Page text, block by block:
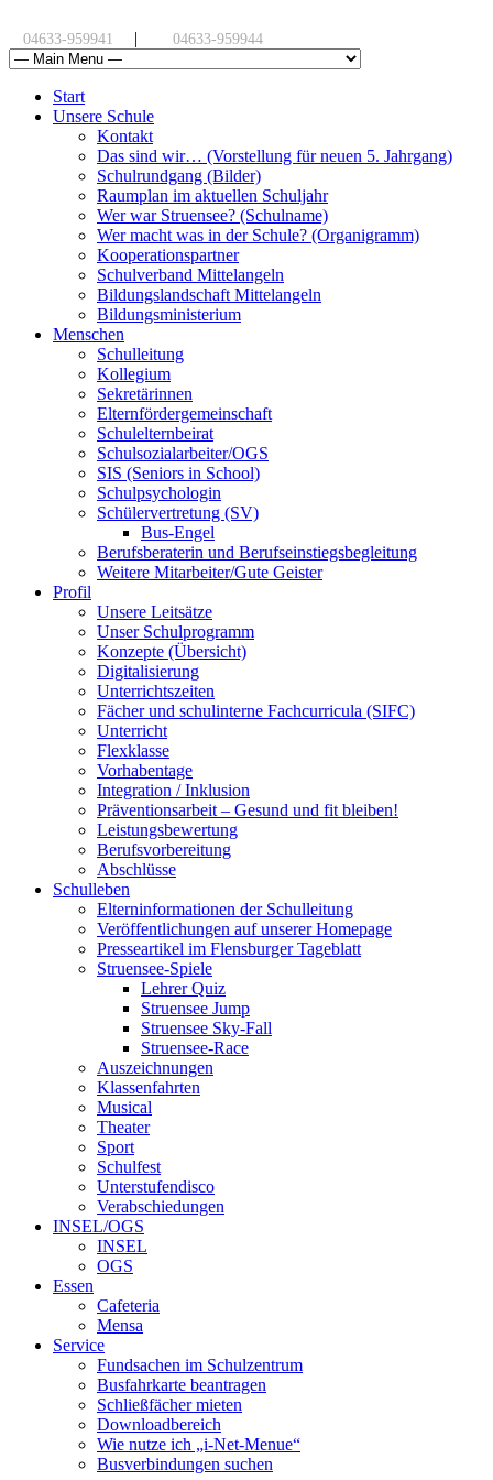
04633-959941 | 04633-959944
Start
Unsere Schule
Kontakt
Das sind wir… (Vorstellung für neuen 5. Jahrgang)
Schulrundgang (Bilder)
Raumplan im aktuellen Schuljahr
Wer war Struensee? (Schulname)
Wer macht was in der Schule? (Organigramm)
Kooperationspartner
Schulverband Mittelangeln
Bildungslandschaft Mittelangeln
Bildungsministerium
Menschen
Schulleitung
Kollegium
Sekretärinnen
Elternfördergemeinschaft
Schulelternbeirat
Schulsozialarbeiter/OGS
SIS (Seniors in School)
Schulpsychologin
Schülervertretung (SV)
Bus-Engel
Berufsberaterin und Berufseinstiegsbegleitung
Weitere Mitarbeiter/Gute Geister
Profil
Unsere Leitsätze
Unser Schulprogramm
Konzepte (Übersicht)
Digitalisierung
Unterrichtszeiten
Fächer und schulinterne Fachcurricula (SIFC)
Unterricht
Flexklasse
Vorhabentage
Integration / Inklusion
Präventionsarbeit – Gesund und fit bleiben!
Leistungsbewertung
Berufsvorbereitung
Abschlüsse
Schulleben
Elterninformationen der Schulleitung
Veröffentlichungen auf unserer Homepage
Presseartikel im Flensburger Tageblatt
Struensee-Spiele
Lehrer Quiz
Struensee Jump
Struensee Sky-Fall
Struensee-Race
Auszeichnungen
Klassenfahrten
Musical
Theater
Sport
Schulfest
Unterstufendisco
Verabschiedungen
INSEL/OGS
INSEL
OGS
Essen
Cafeteria
Mensa
Service
Fundsachen im Schulzentrum
Busfahrkarte beantragen
Schließfächer mieten
Downloadbereich
Wie nutze ich „i-Net-Menue“
Busverbindungen suchen